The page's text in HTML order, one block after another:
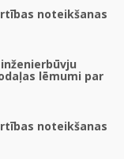
noteikšanas
lēmumi par
noteikšanas